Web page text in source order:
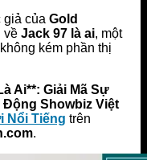
giả của Gold
về Jack 97 là ai, một
kém phần thị
Ai**: Giải Mã Sự
Động Showbiz Việt
Nổi Tiếng trên
.